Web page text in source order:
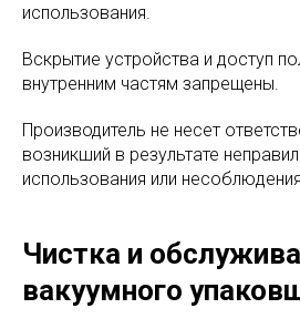
использования.
Вскрытие устройства и доступ
внутренним частям запрещены.
Производитель не несет
возникший в результате
использования или несоблюдения
Чистка и
вакуумного